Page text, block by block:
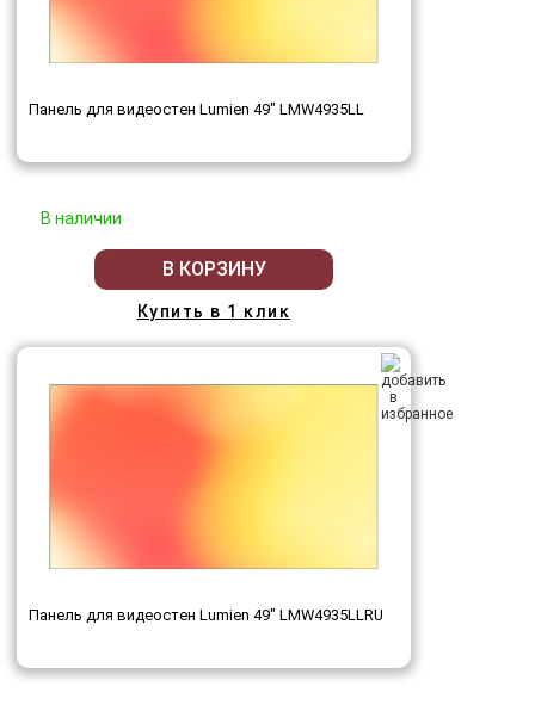
Панель для видеостен Lumien 49" LMW4935LL
В наличии
В КОРЗИНУ
Купить в 1 клик
Панель для видеостен Lumien 49" LMW4935LLRU